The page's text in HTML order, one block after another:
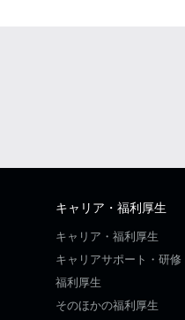
キャリア・福利厚生
キャリア・福利厚生
キャリアサポート・研修
福利厚生
そのほかの福利厚生